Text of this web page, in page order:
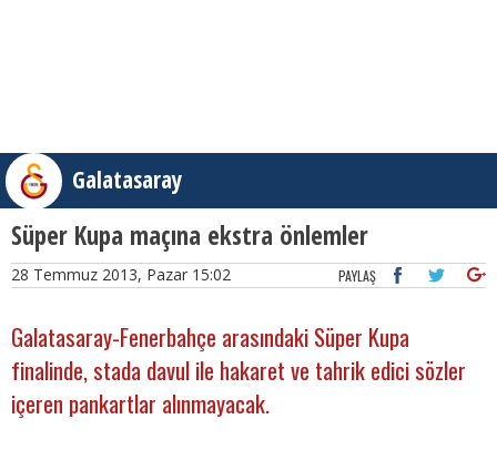
Galatasaray
Süper Kupa maçına ekstra önlemler
28 Temmuz 2013, Pazar 15:02 PAYLAŞ
Galatasaray-Fenerbahçe arasındaki Süper Kupa
finalinde, stada davul ile hakaret ve tahrik edici sözler
içeren pankartlar alınmayacak.